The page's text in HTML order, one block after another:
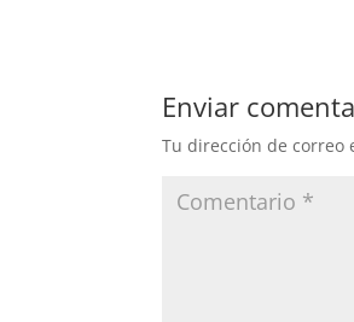
Enviar
Tu dirección de correo